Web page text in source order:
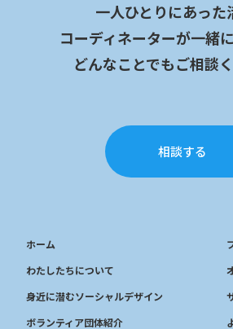
一人ひとりにあった
コーディネーターが一緒に
どんなことでもご相談く
相談する
ホーム
わたしたちについて
身近に潜むソーシャルデザイン
ボランティア団体紹介